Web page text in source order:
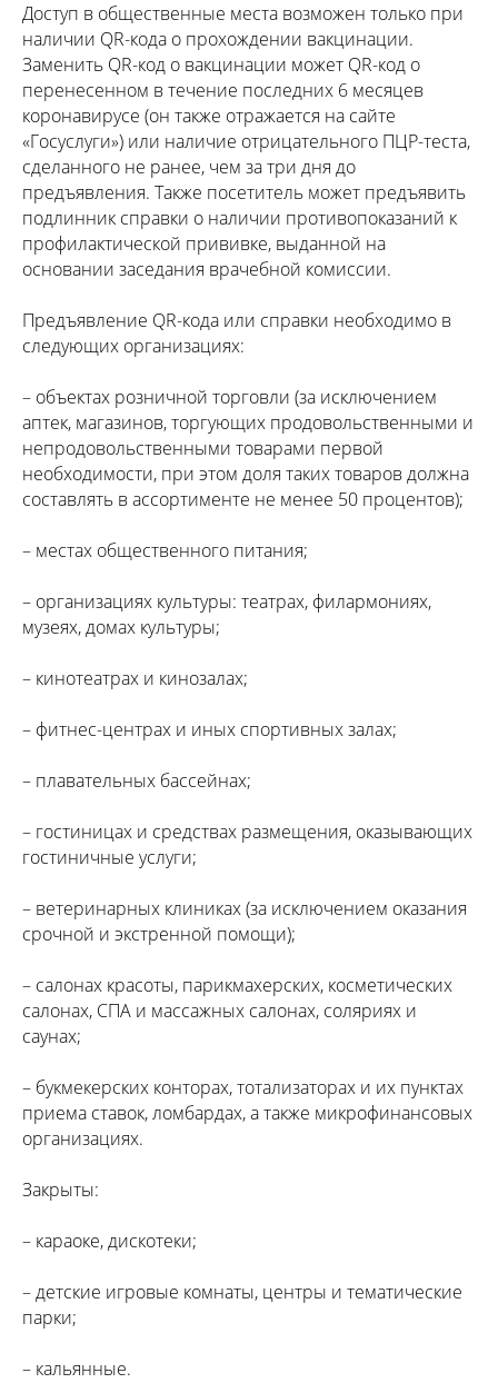
Доступ в общественные места возможен только при
наличии QR-кода о прохождении вакцинации.
Заменить QR-код о вакцинации может QR-код о
перенесенном в течение последних 6 месяцев
коронавирусе (он также отражается на сайте
«Госуслуги») или наличие отрицательного ПЦР-теста,
сделанного не ранее, чем за три дня до
предъявления. Также посетитель может предъявить
подлинник справки о наличии противопоказаний к
профилактической прививке, выданной на
основании заседания врачебной комиссии.
Предъявление QR-кода или справки необходимо в
следующих организациях:
– объектах розничной торговли (за исключением
аптек, магазинов, торгующих продовольственными и
непродовольственными товарами первой
необходимости, при этом доля таких товаров должна
составлять в ассортименте не менее 50 процентов);
– местах общественного питания;
– организациях культуры: театрах, филармониях,
музеях, домах культуры;
– кинотеатрах и кинозалах;
– фитнес-центрах и иных спортивных залах;
– плавательных бассейнах;
– гостиницах и средствах размещения, оказывающих
гостиничные услуги;
– ветеринарных клиниках (за исключением оказания
срочной и экстренной помощи);
– салонах красоты, парикмахерских, косметических
салонах, СПА и массажных салонах, соляриях и
саунах;
– букмекерских конторах, тотализаторах и их пунктах
приема ставок, ломбардах, а также микрофинансовых
организациях.
Закрыты:
– караоке, дискотеки;
– детские игровые комнаты, центры и тематические
парки;
– кальянные.